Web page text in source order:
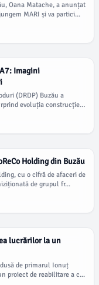
Oana Matache, a anunțat
MARI și va partici...
Imagini
(DRDP) Buzău a
evoluția construcției
Holding din Buzău
cu o cifră de afaceri de
de grupul fr...
lucrărilor la un
de primarul Ionuț
proiect de reabilitare a c...